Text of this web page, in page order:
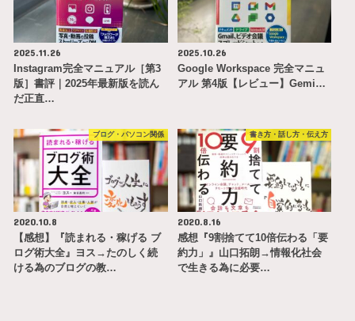
2025.11.26
Instagram完全マニュアル［第3
版］書評｜2025年最新版を読ん
だ正直…
2025.10.26
Google Workspace 完全マニュ
アル 第4版【レビュー】Gemi…
ブログ・パソコン関係
2020.10.8
【感想】『読まれる・稼げる ブ
ログ術大全』ヨス→たのしく続
ける為のブログの教…
書き方・話し方・伝え方
2020.8.16
感想『9割捨てて10倍伝わる「要
約力」』山口拓朗→情報化社会
で生きる為に必要…